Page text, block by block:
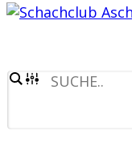
Aschaffenburg